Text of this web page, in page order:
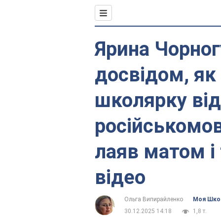
Ярина
досвідом,
школярку від
лаяв матом і
відео
Ольга Випирайленко
Моя
30.12.2025 14:18
1,8 т.